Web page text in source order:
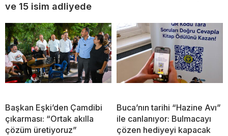
ve 15 isim adliyede
Başkan Eşki’den Çamdibi
çıkarması: “Ortak akılla
çözüm üretiyoruz”
Buca’nın tarihi “Hazine Avı”
ile canlanıyor: Bulmacayı
çözen hediyeyi kapacak